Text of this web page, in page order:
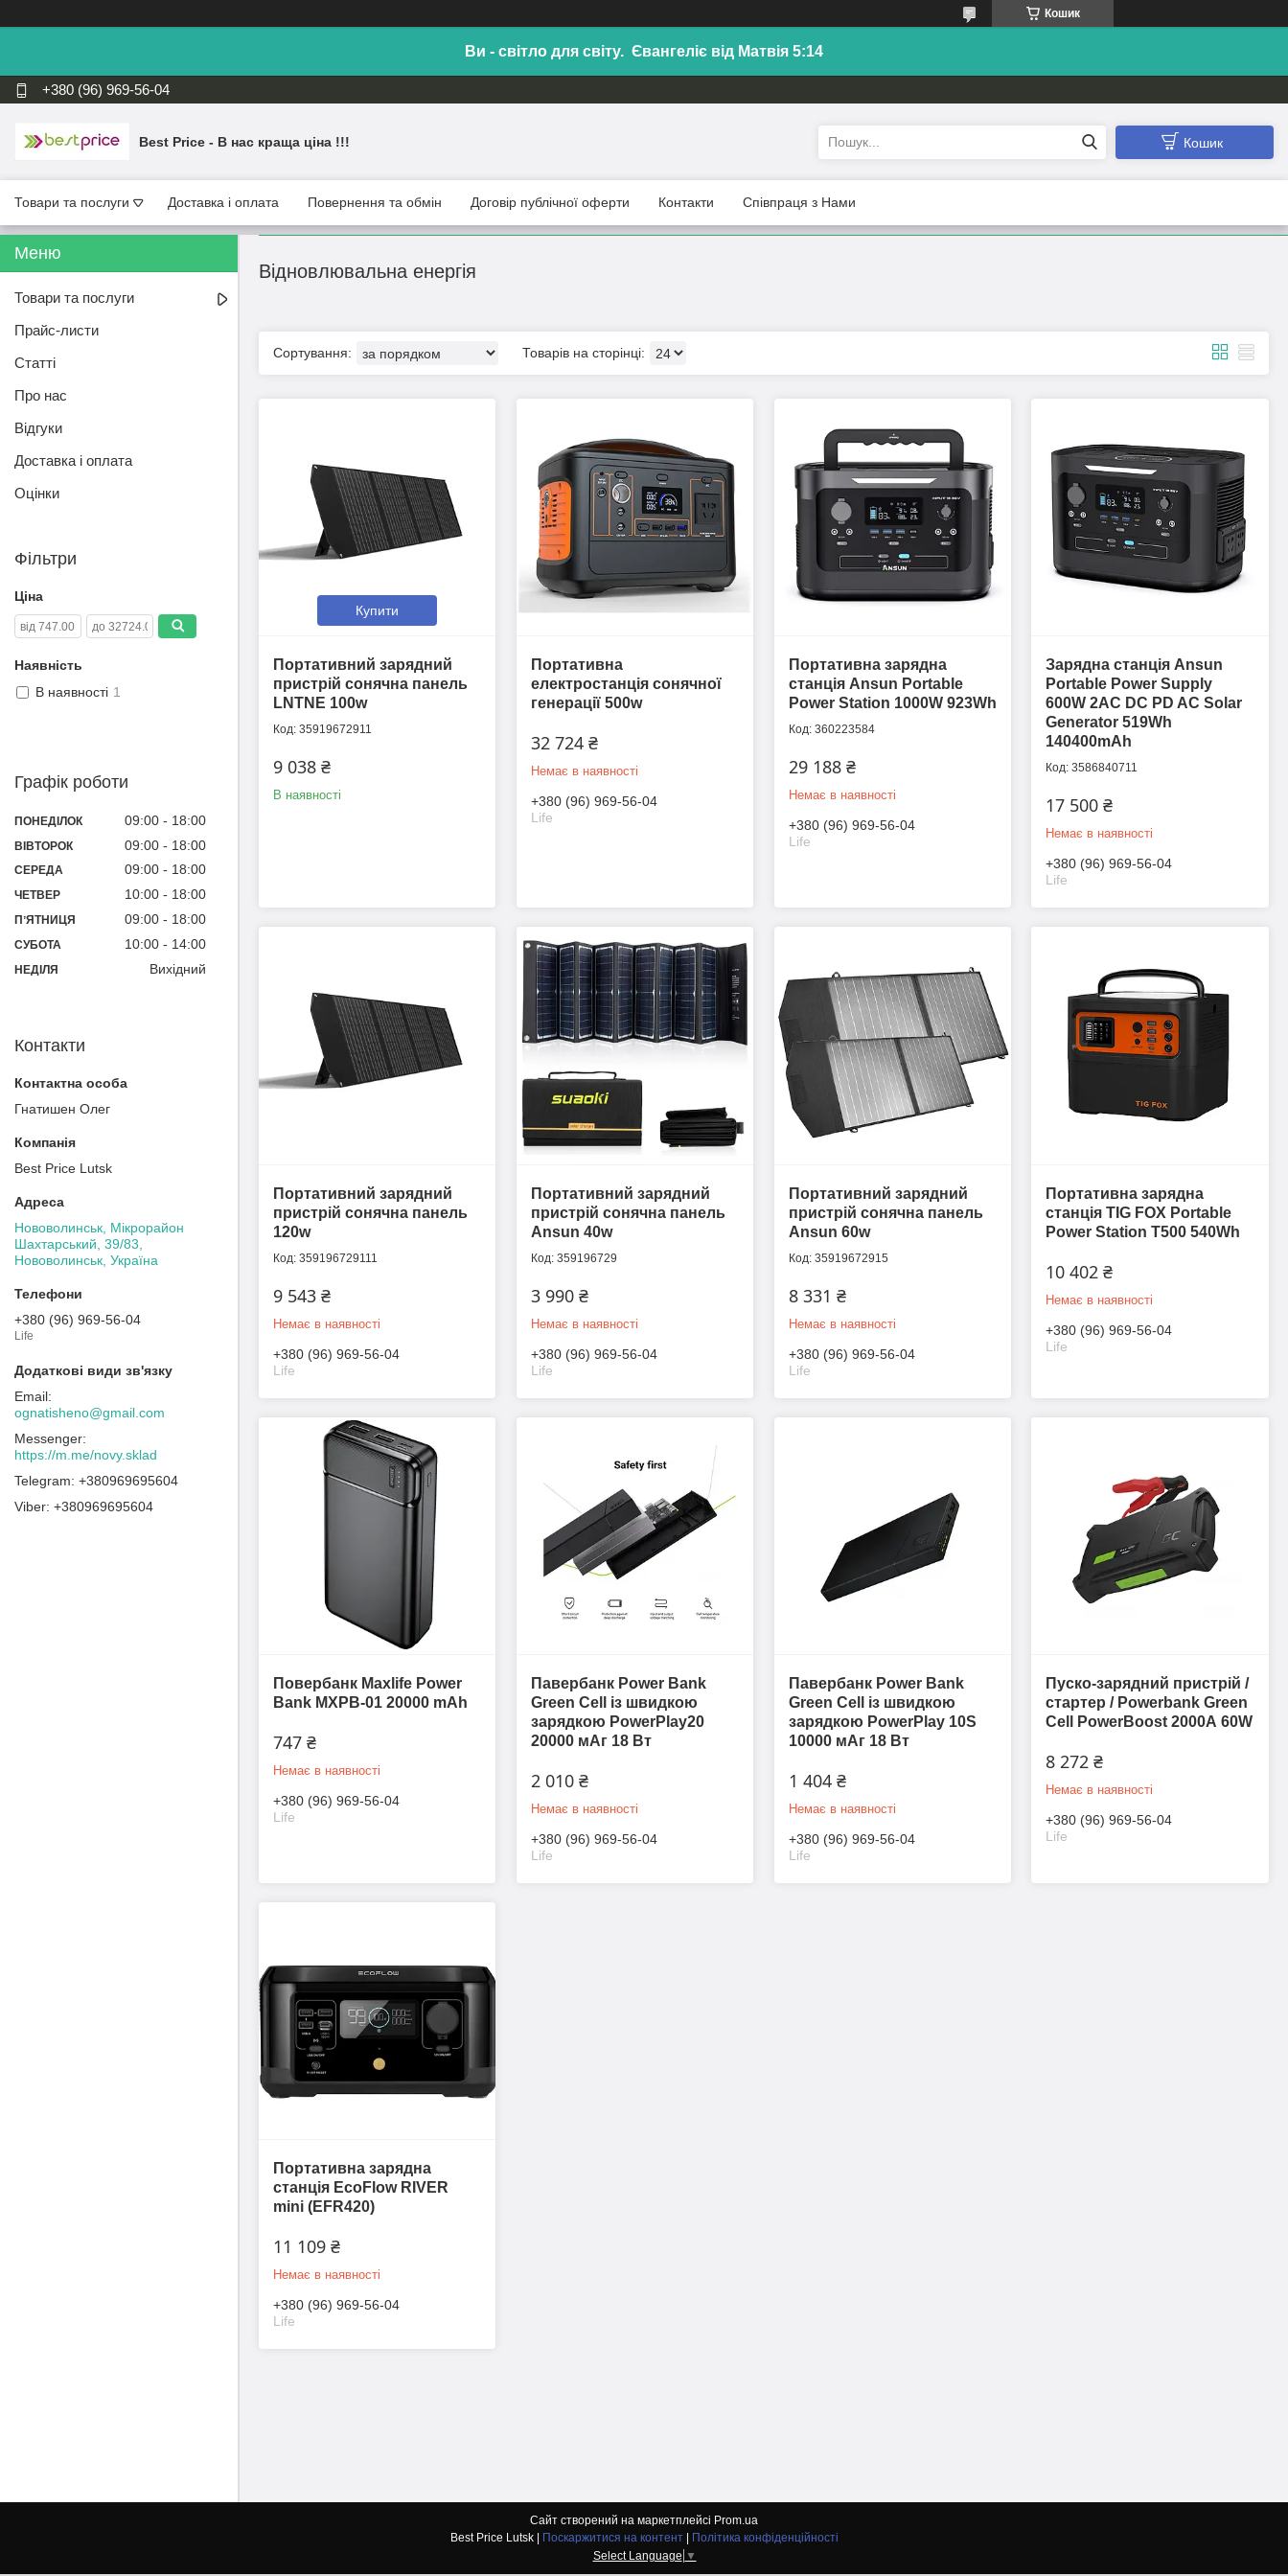
Кошик
Ви - світло для світу. Євангеліє від Матвія 5:14
+380 (96) 969-56-04
Best Price - В нас краща ціна !!! Кошик
Товари та послуги Доставка і оплата Повернення та обмін Договір публічної оферти Контакти Співпраця з Нами
Відновлювальна енергія
Купити
Портативний зарядний
пристрій сонячна панель
LNTNE 100w
35919672911
9 038 ₴
В наявності
Портативна
електростанція сонячної
генерації 500w
32 724 ₴
Немає в наявності
+380 (96) 969-56-04
Life
Портативна зарядна
станція Ansun Portable
Power Station 1000W 923Wh
360223584
29 188 ₴
Немає в наявності
+380 (96) 969-56-04
Life
Зарядна станція Ansun
Portable Power Supply
600W 2AC DC PD AC Solar
Generator 519Wh
140400mAh
3586840711
17 500 ₴
Немає в наявності
+380 (96) 969-56-04
Life
Портативний зарядний
пристрій сонячна панель
120w
359196729111
9 543 ₴
Немає в наявності
+380 (96) 969-56-04
Life
Портативний зарядний
пристрій сонячна панель
Ansun 40w
359196729
3 990 ₴
Немає в наявності
+380 (96) 969-56-04
Life
Портативний зарядний
пристрій сонячна панель
Ansun 60w
35919672915
8 331 ₴
Немає в наявності
+380 (96) 969-56-04
Life
Портативна зарядна
станція TIG FOX Portable
Power Station T500 540Wh
10 402 ₴
Немає в наявності
+380 (96) 969-56-04
Life
Повербанк Maxlife Power
Bank MXPB-01 20000 mAh
747 ₴
Немає в наявності
+380 (96) 969-56-04
Life
Павербанк Power Bank
Green Cell із швидкою
зарядкою PowerPlay20
20000 мАг 18 Вт
2 010 ₴
Немає в наявності
+380 (96) 969-56-04
Life
Павербанк Power Bank
Green Cell із швидкою
зарядкою PowerPlay 10S
10000 мАг 18 Вт
1 404 ₴
Немає в наявності
+380 (96) 969-56-04
Life
Пуско-зарядний пристрій /
стартер / Powerbank Green
Cell PowerBoost 2000А 60W
8 272 ₴
Немає в наявності
+380 (96) 969-56-04
Life
Портативна зарядна
станція EcoFlow RIVER
mini (EFR420)
11 109 ₴
Немає в наявності
+380 (96) 969-56-04
Life
Товари та послуги
Прайс-листи
Статті
Про нас
Відгуки
Доставка і оплата
Оцінки
Фільтри
Ціна
Наявність
В наявності 1
Графік роботи
ПОНЕДІЛОК 09:00 18:00
ВІВТОРОК 09:00 18:00
СЕРЕДА 09:00 18:00
ЧЕТВЕР 10:00 18:00
ПʼЯТНИЦЯ 09:00 18:00
СУБОТА 10:00 14:00
НЕДІЛЯ Вихідний
Контакти
Гнатишен Олег
Best Price Lutsk
Нововолинськ, Мікрорайон
Шахтарський, 39/83,
Нововолинськ, Україна
+380 (96) 969-56-04
Life
ognatisheno@gmail.com
https://m.me/novy.sklad
+380969695604
+380969695604
Сайт створений на маркетплейсі Prom.ua
Поскаржитися на контент
Політика конфіденційності
Select Language ▼